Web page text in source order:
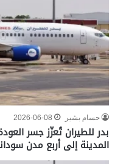
حسام بشير 2026-06-08
بدر للطيران تُعزّز جسر
المدينة إلى أربع مدن